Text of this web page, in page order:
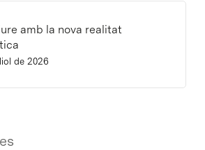
amb la nova realitat
de 2026